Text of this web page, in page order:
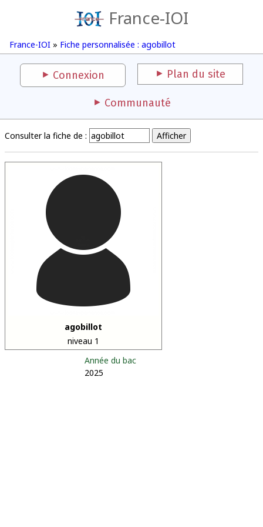
France-IOI
France-IOI » Fiche personnalisée : agobillot
Connexion Plan du site
Communauté
Consulter la fiche de :
agobillot
niveau 1
Année du bac
2025